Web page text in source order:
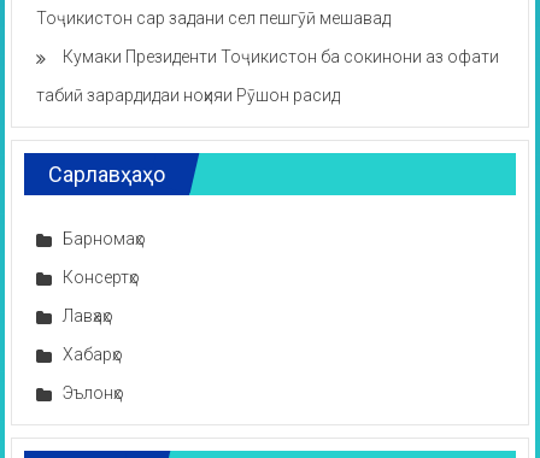
Тоҷикистон сар задани сел пешгӯӣ мешавад
Кумаки Президенти Тоҷикистон ба сокинони аз офати
табиӣ зарардидаи ноҳияи Рӯшон расид
Сарлавҳаҳо
Барномаҳо
Консертҳо
Лавҳаҳо
Хабарҳо
Эълонҳо